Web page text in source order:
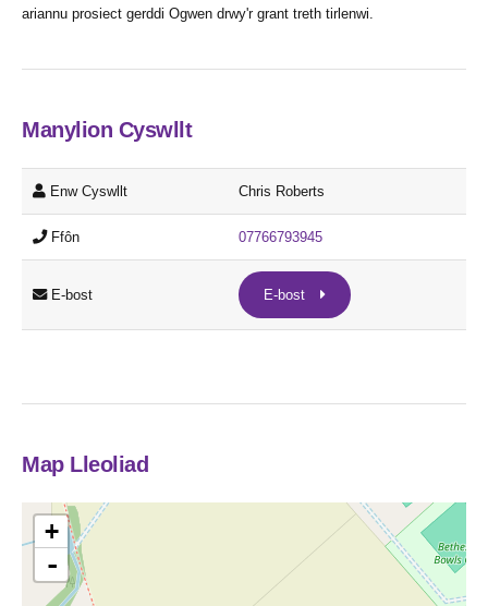
ariannu prosiect gerddi Ogwen drwy'r grant treth tirlenwi.
Manylion Cyswllt
Enw Cyswllt Chris Roberts
Ffôn 07766793945
E-bost E-bost
Map Lleoliad
+
-